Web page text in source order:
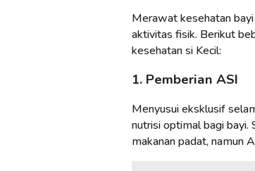
Merawat kesehatan
aktivitas fisik. Berikut
kesehatan si Kecil:
1. Pemberian ASI
Menyusui eksklusif
nutrisi optimal bagi bayi.
makanan padat, namun